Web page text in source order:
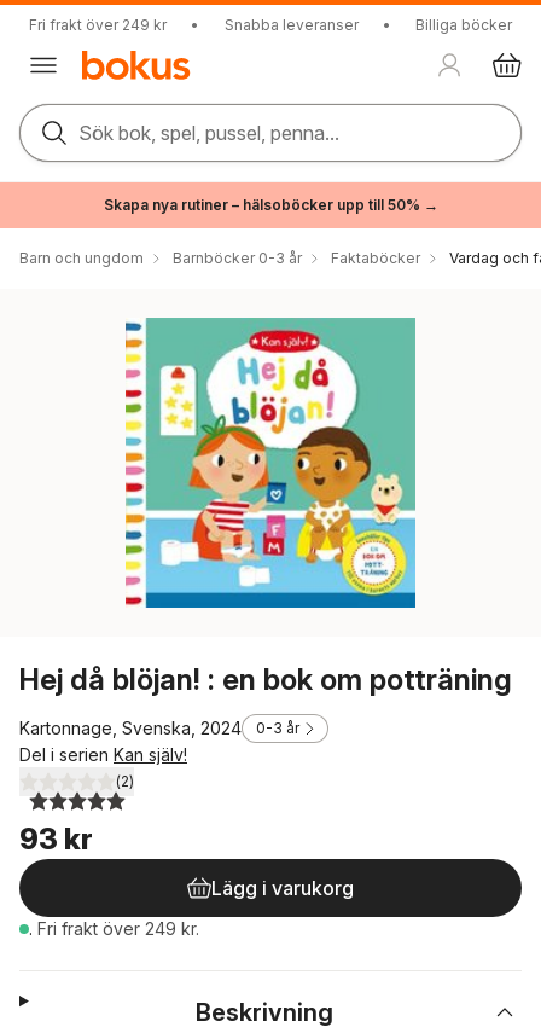
Fri frakt över 249 kr • Snabba leveranser • Billiga böcker
Sök bok, spel, pussel, penna...
Skapa nya rutiner – hälsoböcker upp till 50% →
Barn och ungdom Barnböcker 0-3 år Faktaböcker Vardag och
Hej då blöjan! : en bok om potträning
Kartonnage, Svenska, 2024 0-3 år
Del i serien Kan själv!
5,0utav 5 stjärnor. Totalt antal röster:
(2)
93 kr
Lägg i varukorg
. Fri frakt över 249 kr.
Beskrivning